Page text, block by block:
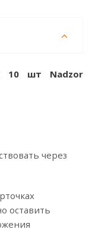
10 шт Nadzor
через
оставить